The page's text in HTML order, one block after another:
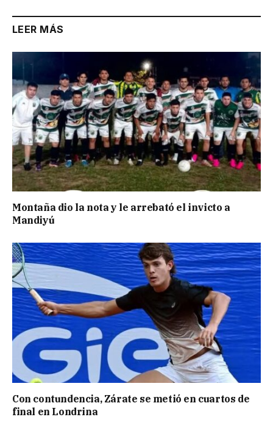
LEER MÁS
Montaña dio la nota y le arrebató el invicto a
Mandiyú
Con contundencia, Zárate se metió en cuartos de
final en Londrina